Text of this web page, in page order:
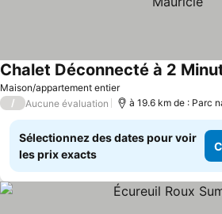
Maison/appartement entier
/ Aucune évaluation
Sélectionnez des dates pour voir
les prix exacts